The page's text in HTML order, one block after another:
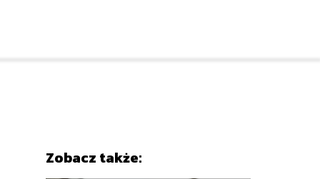
Zobacz także: